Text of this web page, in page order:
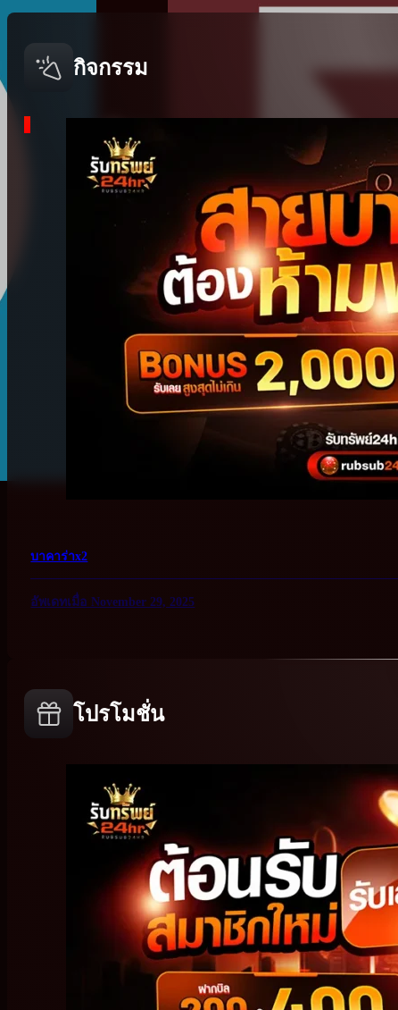
กิจกรรม
บาคาร่าx2
อัพเดทเมื่อ November 29, 2025
โปรโมชั่น